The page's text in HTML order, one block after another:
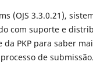
(OJS 3.3.0.21),
com suporte e
PKP para saber
de submissão.